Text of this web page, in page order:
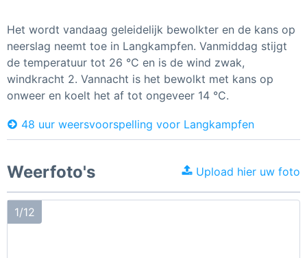
Het wordt vandaag geleidelijk bewolkter en de kans op
neerslag neemt toe in Langkampfen. Vanmiddag stijgt
de temperatuur tot 26 °C en is de wind zwak,
windkracht 2. Vannacht is het bewolkt met kans op
onweer en koelt het af tot ongeveer 14 °C.
48 uur weersvoorspelling voor Langkampfen
Weerfoto's Upload hier uw foto
1/12